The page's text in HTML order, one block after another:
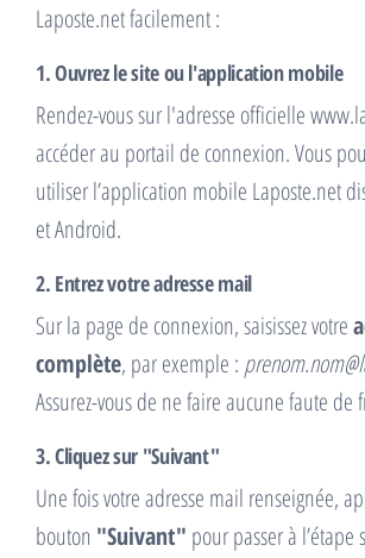
Laposte.net facilement :
1. Ouvrez le site ou l'application mobile
Rendez-vous sur l'adresse officielle
accéder au portail de connexion. Vous
utiliser l’application mobile Laposte.net
et Android.
2. Entrez votre adresse mail
Sur la page de connexion, saisissez votre
complète, par exemple :
Assurez-vous de ne faire aucune faute de
3. Cliquez sur "Suivant"
Une fois votre adresse mail renseignée,
bouton "Suivant" pour passer à l’étape